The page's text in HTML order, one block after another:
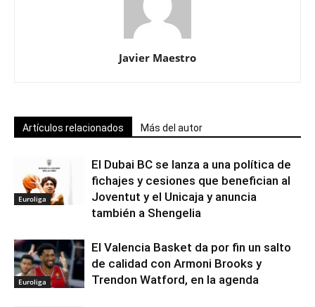
Javier Maestro
Artículos relacionados Más del autor
Euroliga
El Dubai BC se lanza a una política de
fichajes y cesiones que benefician al
Joventut y el Unicaja y anuncia
también a Shengelia
Euroliga
El Valencia Basket da por fin un salto
de calidad con Armoni Brooks y
Trendon Watford, en la agenda